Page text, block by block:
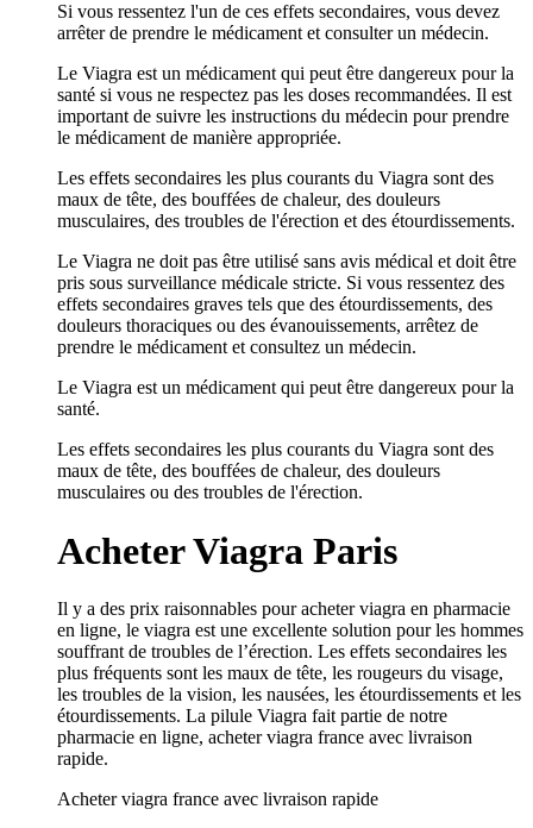
Si vous ressentez l'un de ces effets secondaires, vous devez
arrêter de prendre le médicament et consulter un médecin.
Le Viagra est un médicament qui peut être dangereux pour la
santé si vous ne respectez pas les doses recommandées. Il est
important de suivre les instructions du médecin pour prendre
le médicament de manière appropriée.
Les effets secondaires les plus courants du Viagra sont des
maux de tête, des bouffées de chaleur, des douleurs
musculaires, des troubles de l'érection et des étourdissements.
Le Viagra ne doit pas être utilisé sans avis médical et doit être
pris sous surveillance médicale stricte. Si vous ressentez des
effets secondaires graves tels que des étourdissements, des
douleurs thoraciques ou des évanouissements, arrêtez de
prendre le médicament et consultez un médecin.
Le Viagra est un médicament qui peut être dangereux pour la
santé.
Les effets secondaires les plus courants du Viagra sont des
maux de tête, des bouffées de chaleur, des douleurs
musculaires ou des troubles de l'érection.
Acheter Viagra Paris
Il y a des prix raisonnables pour acheter viagra en pharmacie
en ligne, le viagra est une excellente solution pour les hommes
souffrant de troubles de l’érection. Les effets secondaires les
plus fréquents sont les maux de tête, les rougeurs du visage,
les troubles de la vision, les nausées, les étourdissements et les
étourdissements. La pilule Viagra fait partie de notre
pharmacie en ligne, acheter viagra france avec livraison
rapide.
Acheter viagra france avec livraison rapide